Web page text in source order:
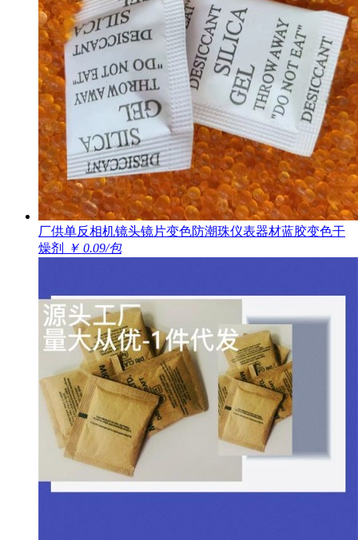
厂供单反相机镜头镜片变色防潮珠仪表器材蓝胶变色干
燥剂
￥ 0.09/包